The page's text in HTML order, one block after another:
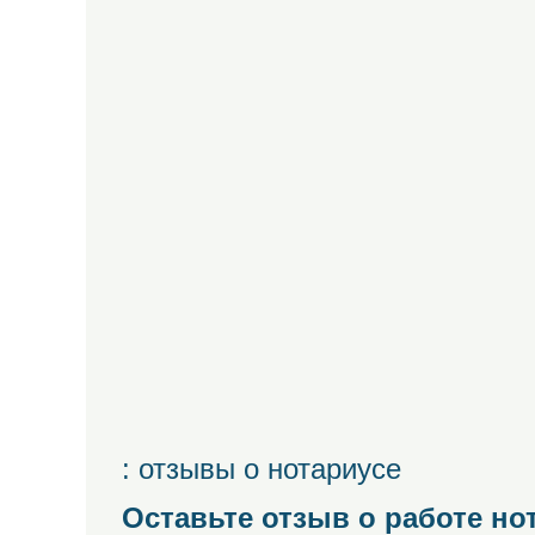
: отзывы о нотариусе
Оставьте отзыв о работе